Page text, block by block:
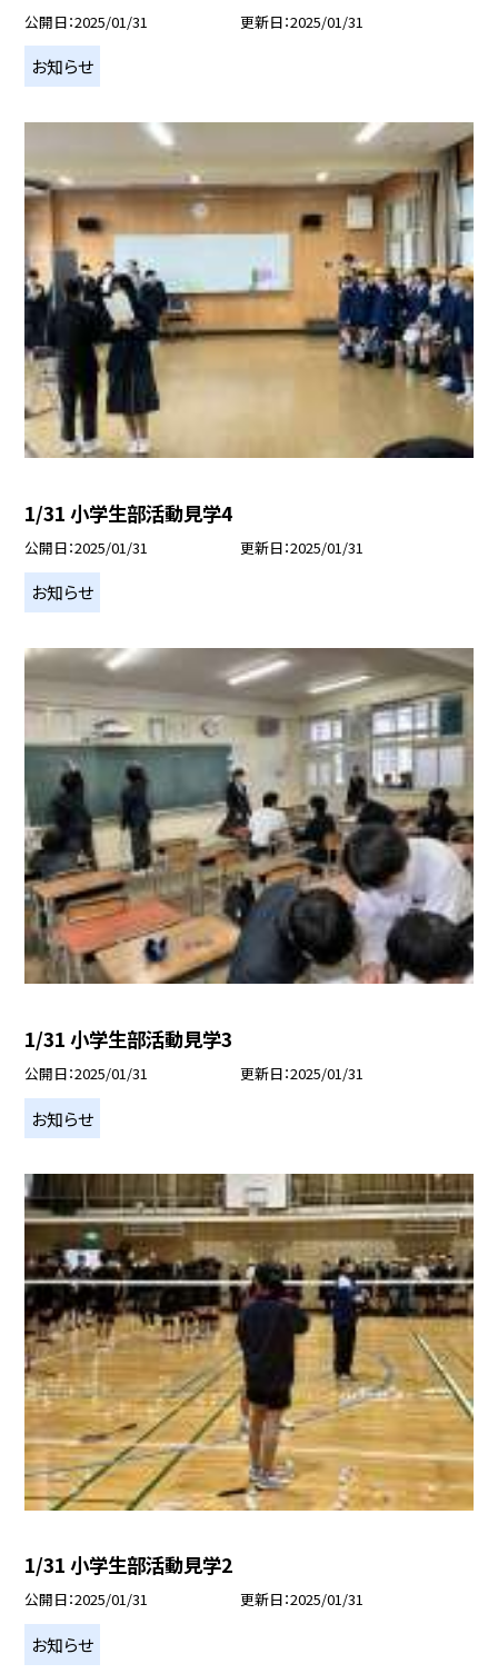
公開日 2025/01/31 更新日 2025/01/31
お知らせ
1/31 小学生部活動見学4
公開日 2025/01/31 更新日 2025/01/31
お知らせ
1/31 小学生部活動見学3
公開日 2025/01/31 更新日 2025/01/31
お知らせ
1/31 小学生部活動見学2
公開日 2025/01/31 更新日 2025/01/31
お知らせ